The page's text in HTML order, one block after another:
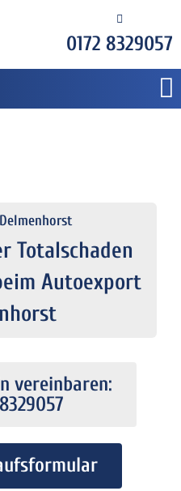
0172 8329057
Totalschaden
Autoexport
vereinbaren: